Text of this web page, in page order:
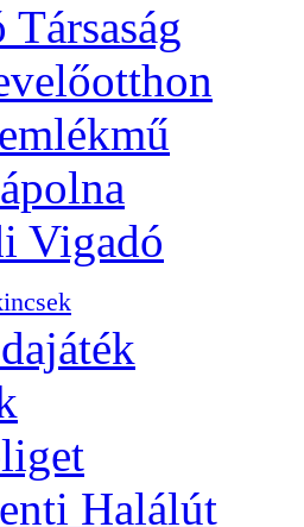
Társaság
Vigadó
Halálút